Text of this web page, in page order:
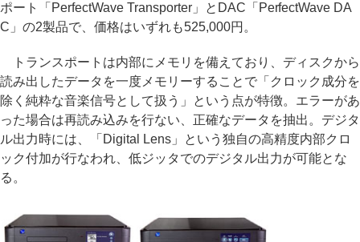
ポート「PerfectWave Transporter」とDAC「PerfectWave DA
C」の2製品で、価格はいずれも525,000円。
トランスポートは内部にメモリを備えており、ディスクから
読み出したデータを一度メモリーすることで「クロック成分を
除く純粋な音楽信号として扱う」という点が特徴。エラーがあ
った場合は再読み込みを行ない、正確なデータを抽出。デジタ
ル出力時には、「Digital Lens」という独自の高精度内部クロ
ック付加が行なわれ、低ジッタでのデジタル出力が可能とな
る。